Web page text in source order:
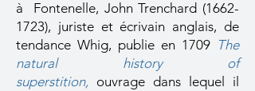
à Fontenelle, John Trenchard (1662-
1723), juriste et écrivain anglais, de
tendance Whig, publie en 1709 The
natural history of
superstition, ouvrage dans lequel il